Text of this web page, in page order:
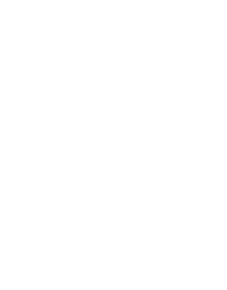
시까지
항을 기록•관리하고, 보관기간